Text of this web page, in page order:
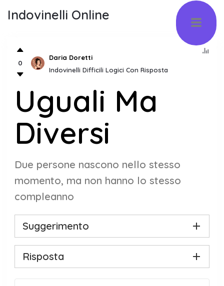
Indovinelli Online
0
Daria Doretti
Indovinelli Difficili Logici Con Risposta
Uguali Ma
Diversi
Due persone nascono nello stesso
momento, ma non hanno lo stesso
compleanno
Suggerimento
Risposta